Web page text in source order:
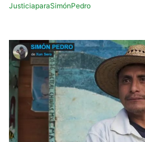
JusticiaparaSimónPedro